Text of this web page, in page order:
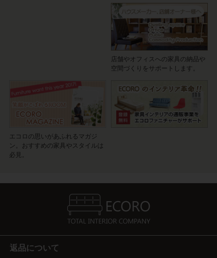
店舗やオフィスへの家具の納品や
空間づくりをサポートします。
エコロの思いがあふれるマガジ
ン。おすすめの家具やスタイルは
必見。
返品について